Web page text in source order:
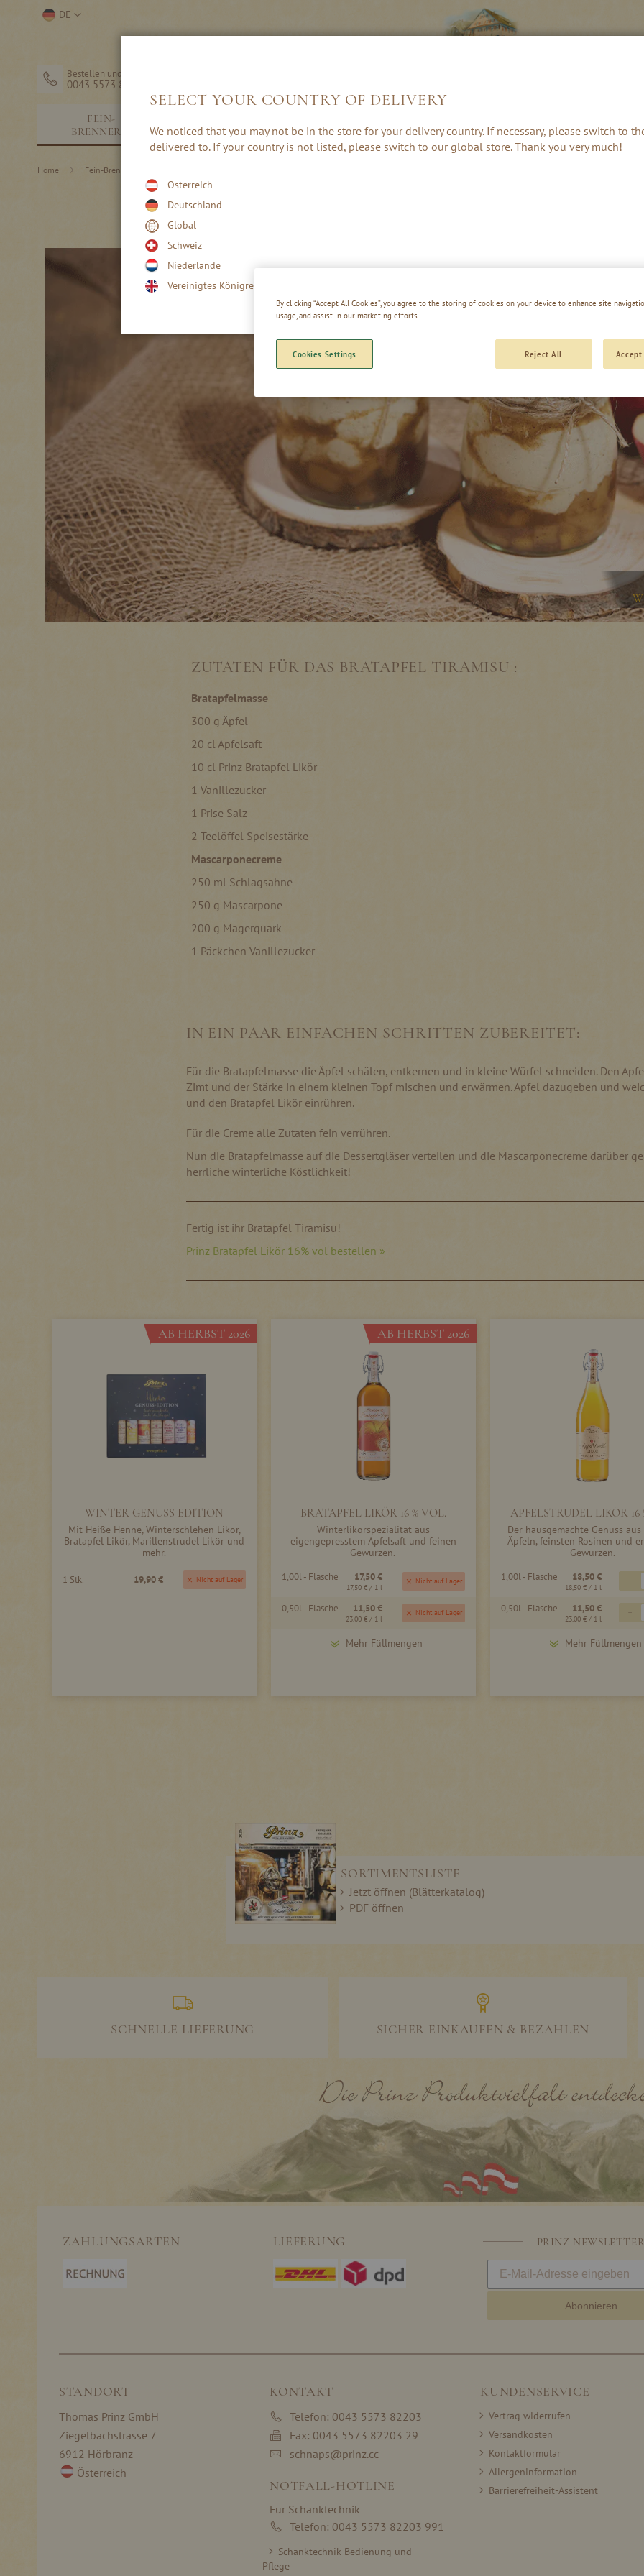
Direkt
Store DE
Bestellen und Hilfe
0043 5573 82203
FEIN-
BRENNEREI
EDELBRÄNDE
CREAMS
& PUNSCH
ZUBEHÖR
Home Fein-Brennerei
ZUTATEN FÜR DAS BRATAPFEL TIRAMISU :
Bratapfelmasse
300 g Äpfel
20 cl Apfelsaft
10 cl Prinz Bratapfel Likör
1 Vanillezucker
1 Prise Salz
2 Teelöffel Speisestärke
Mascarponecreme
250 ml Schlagsahne
250 g Mascarpone
200 g Magerquark
1 Päckchen Vanillezucker
IN EIN PAAR EINFACHEN SCHRITTEN ZUBEREITET:
Für die Bratapfelmasse die Äpfel schälen, entkernen und in kleine Würfel schneiden. Den
Zimt und der Stärke in einem kleinen Topf mischen und erwärmen. Äpfel dazugeben und
und den Bratapfel Likör einrühren.
Für die Creme alle Zutaten fein verrühren.
Nun die Bratapfelmasse auf die Dessertgläser verteilen und die Mascarponecreme darüber
herrliche winterliche Köstlichkeit!
Fertig ist ihr Bratapfel Tiramisu!
Prinz Bratapfel Likör 16% vol bestellen »
AB HERBST 2026
WINTER GENUSS EDITION
Mit Heiße Henne, Winterschlehen Likör,
Bratapfel Likör, Marillenstrudel Likör und
mehr.
1 Stk. 19,90 € Nicht auf Lager
AB HERBST 2026
BRATAPFEL LIKÖR 16 % VOL.
Winterlikörspezialität aus
eigengepresstem Apfelsaft und feinen
Gewürzen.
1,00l - Flasche 17,50 €
17,50 € / 1 l
Nicht auf Lager
0,50l - Flasche 11,50 €
23,00 € / 1 l
Nicht auf Lager
Mehr Füllmengen
APFELSTRUDEL LIKÖR 16
Der hausgemachte Genuss
Äpfeln, feinsten Rosinen und
Gewürzen.
1,00l - Flasche 18,50 €
18,50 € / 1 l -
0,50l - Flasche 11,50 €
23,00 € / 1 l -
Mehr Füllmengen
SORTIMENTSLISTE
Jetzt öffnen (Blätterkatalog)
PDF öffnen
SCHNELLE LIEFERUNG SICHER EINKAUFEN & BEZAHLEN
ZAHLUNGSARTEN LIEFERUNG PRINZ
Abonnieren
STANDORT
Thomas Prinz GmbH
Ziegelbachstrasse 7
6912 Hörbranz
Österreich
KONTAKT
Telefon: 0043 5573 82203
Fax: 0043 5573 82203 29
schnaps@prinz.cc
NOTFALL-HOTLINE
Für Schanktechnik
Telefon: 0043 5573 82203 991
Schanktechnik Bedienung und
Pflege
KUNDENSERVICE
Vertrag widerrufen
Versandkosten
Kontaktformular
Allergeninformation
Barrierefreiheit-Assistent
By clicking “Accept All Cookies”, you agree to the storing of cookies on your device to enhance site
usage, and assist in our marketing efforts.
Cookies Settings Reject All
SELECT YOUR COUNTRY OF DELIVERY
We noticed that you may not be in the store for your delivery country. If necessary, please switch to
delivered to. If your country is not listed, please switch to our global store. Thank you very much!
Österreich
Deutschland
Global
Schweiz
Niederlande
Vereinigtes Königreich